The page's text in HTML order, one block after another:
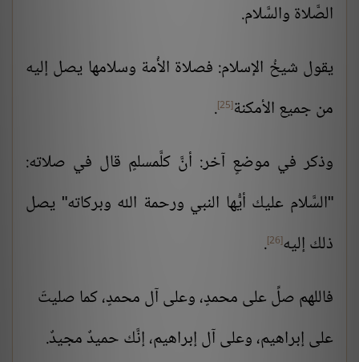
الصَّلاة والسَّلام.
يقول شيخُ الإسلام: فصلاة الأُمة وسلامها يصل إليه
من جميع الأمكنة[25]
.
وذكر في موضعٍ آخر: أنَّ كلَّمسلمٍ قال في صلاته:
"السَّلام عليك أيُّها النبي ورحمة الله وبركاته" يصل
ذلك إليه[26]
.
فاللهم صلِّ على محمدٍ، وعلى آل محمدٍ، كما صليتَ
علىإبراهيم، وعلى آلإبراهيم،إنَّكحميدٌمجيدٌ.